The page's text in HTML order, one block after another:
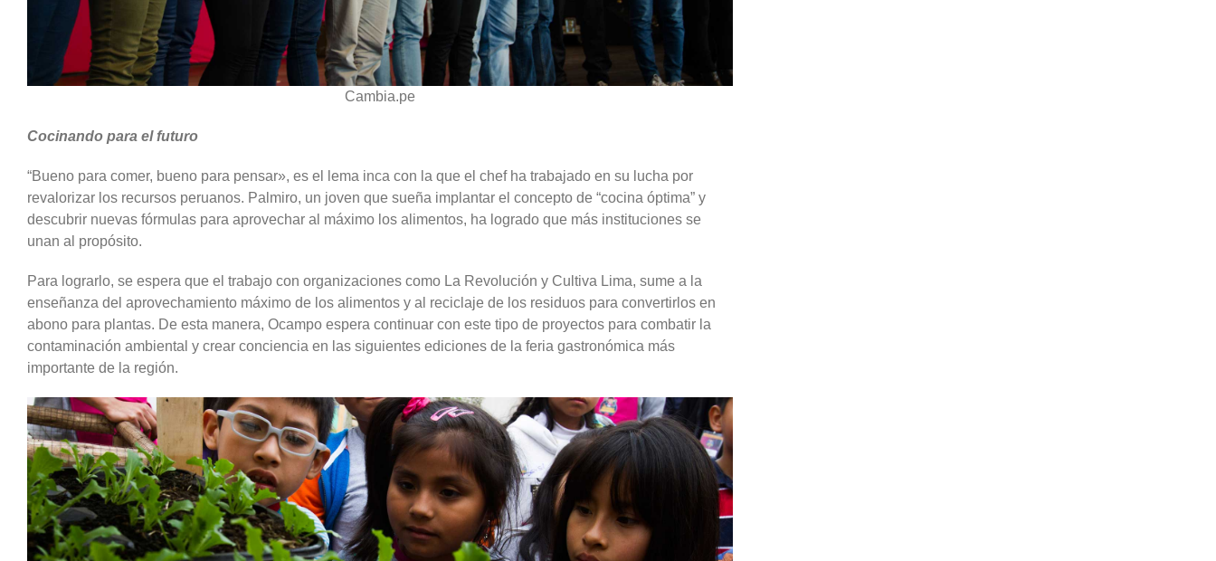
Cambia.pe
Cocinando para el futuro
“Bueno para comer, bueno para pensar», es el lema inca con la que el chef ha trabajado en su lucha por
revalorizar los recursos peruanos. Palmiro, un joven que sueña implantar el concepto de “cocina óptima” y
descubrir nuevas fórmulas para aprovechar al máximo los alimentos, ha logrado que más instituciones se
unan al propósito.
Para lograrlo, se espera que el trabajo con organizaciones como La Revolución y Cultiva Lima, sume a la
enseñanza del aprovechamiento máximo de los alimentos y al reciclaje de los residuos para convertirlos en
abono para plantas. De esta manera, Ocampo espera continuar con este tipo de proyectos para combatir la
contaminación ambiental y crear conciencia en las siguientes ediciones de la feria gastronómica más
importante de la región.